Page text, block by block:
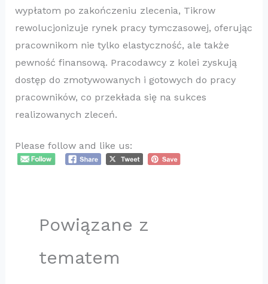
wypłatom po zakończeniu zlecenia, Tikrow
rewolucjonizuje rynek pracy tymczasowej, oferując
pracownikom nie tylko elastyczność, ale także
pewność finansową. Pracodawcy z kolei zyskują
dostęp do zmotywowanych i gotowych do pracy
pracowników, co przekłada się na sukces
realizowanych zleceń.
Please follow and like us:
Powiązane z
tematem